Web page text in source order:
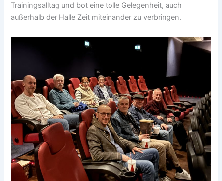
Trainingsalltag und bot eine tolle Gelegenheit, auch
außerhalb der Halle Zeit miteinander zu verbringen.